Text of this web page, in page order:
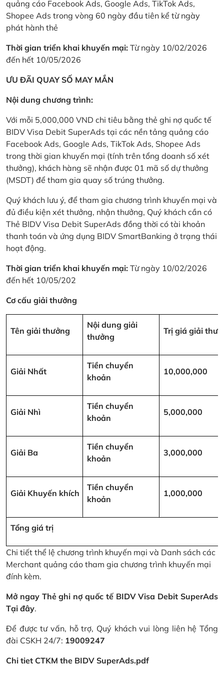
quảng cáo Facebook Ads, Google Ads, TikTok Ads,
Shopee Ads trong vòng 60 ngày đầu tiên kể từ ngày
phát hành thẻ
Thời gian triển khai khuyến mại: Từ ngày 10/02/2026
đến hết 10/05/2026
ƯU ĐÃI QUAY SỐ MAY MẮN
Nội dung chương trình:
Với mỗi 5,000,000 VND chi tiêu bằng thẻ ghi nợ quốc tế
BIDV Visa Debit SuperAds tại các nền tảng quảng cáo
Facebook Ads, Google Ads, TikTok Ads, Shopee Ads
trong thời gian khuyến mại (tính trên tổng doanh số xét
thưởng), khách hàng sẽ nhận được 01 mã số dự thưởng
(MSDT) để tham gia quay số trúng thưởng.
Quý khách lưu ý, để tham gia chương trình khuyến mại và
đủ điều kiện xét thưởng, nhận thưởng, Quý khách cần có
Thẻ BIDV Visa Debit SuperAds đồng thời có tài khoản
thanh toán và ứng dụng BIDV SmartBanking ở trạng thái
hoạt động.
Thời gian triển khai khuyến mại: Từ ngày 10/02/2026
đến hết 10/05/202
Cơ cấu giải thưởng
Tên giải thưởng
Nội dung giải
thưởng
Trị giá giải
Giải Nhất
Tiền chuyển
khoản
10,000,000
Giải Nhì
Tiền chuyển
khoản
5,000,000
Giải Ba
Tiền chuyển
khoản
3,000,000
Giải Khuyến khích
Tiền chuyển
khoản
1,000,000
Tổng giá trị
Chi tiết thể lệ chương trình khuyến mại và Danh sách các
Merchant quảng cáo tham gia chương trình khuyến mại
đính kèm.
Mở ngay Thẻ ghi nợ quốc tế BIDV Visa Debit SuperAds
Tại đây.
Để được tư vấn, hỗ trợ, Quý khách vui lòng liên hệ Tổng
đài CSKH 24/7: 19009247
Chi tiet CTKM the BIDV SuperAds.pdf